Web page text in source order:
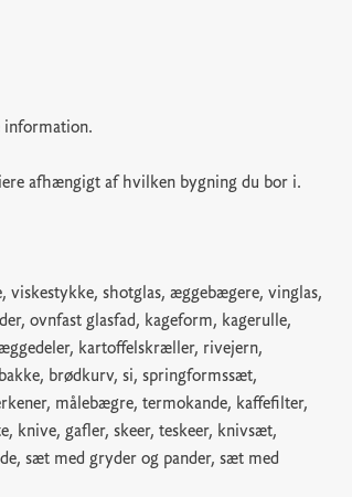
information.
afhængigt af hvilken bygning du bor i.
viskestykke, shotglas, æggebægere, vinglas,
ovnfast glasfad, kageform, kagerulle,
æggedeler, kartoffelskræller, rivejern,
brødkurv, si, springformssæt,
målebægre, termokande, kaffefilter,
knive, gafler, skeer, teskeer, knivsæt,
sæt med gryder og pander, sæt med